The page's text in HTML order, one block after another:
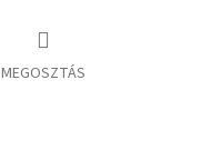
MEGOSZTÁS